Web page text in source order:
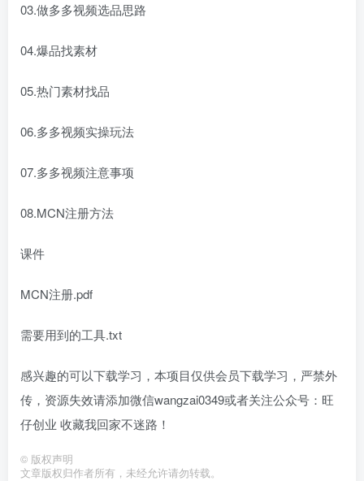
03.做多多视频选品思路
04.爆品找素材
05.热门素材找品
06.多多视频实操玩法
07.多多视频注意事项
08.MCN注册方法
课件
MCN注册.pdf
需要用到的工具.txt
感兴趣的可以下载学习，本项目仅供会员下载学习，严禁外
传，资源失效请添加微信wangzai0349或者关注公众号：旺
仔创业 收藏我回家不迷路！
© 版权声明
文章版权归作者所有，未经允许请勿转载。